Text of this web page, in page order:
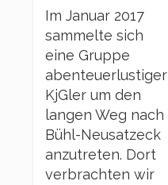
Im Januar 2017
sammelte sich
eine Gruppe
abenteuerlustiger
KjGler um den
langen Weg nach
Bühl-Neusatzeck
anzutreten. Dort
verbrachten wir